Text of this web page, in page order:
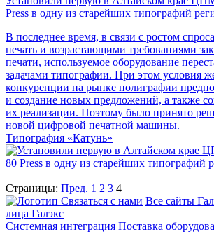
Press в одну из старейших типографий
В последнее время, в связи с ростом
печать и возрастающими требованиями
печати, используемое оборудование
задачами типографии. При этом условия
конкуренции на рынке полиграфии
и создание новых предложений, а также
их реализации. Поэтому было принято
новой цифровой печатной машины.
Типография «Катунь»
Страницы: Пред. 1 2 3 4
Связаться с нами Все сайты
лица Галэкс
Системная интеграция Поставка